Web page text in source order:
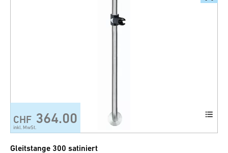
CHF 364.00
inkl. MwSt.
Gleitstange 300 satiniert